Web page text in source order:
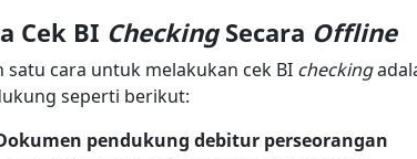
Cek BI Checking Secara Offline
satu cara untuk melakukan cek BI checking
seperti berikut:
pendukung debitur perseorangan